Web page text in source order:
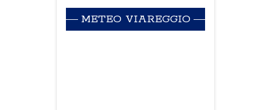
METEO VIAREGGIO